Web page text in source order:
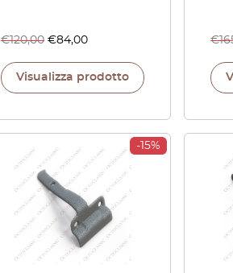
€120,00 €84,00
Visualizza prodotto
€
-15%